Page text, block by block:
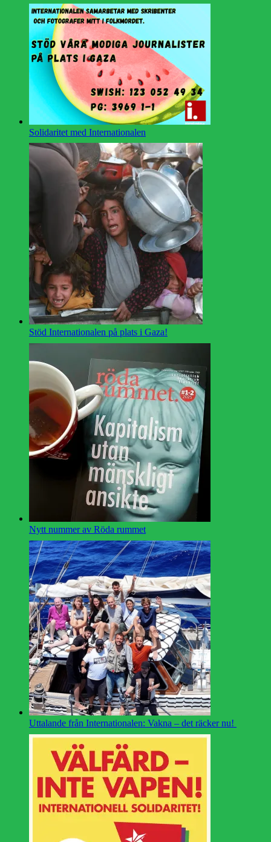
Solidaritet med Internationalen
Stöd Internationalen på plats i Gaza!
Nytt nummer av Röda rummet
Uttalande från Internationalen: Vakna – det räcker nu!